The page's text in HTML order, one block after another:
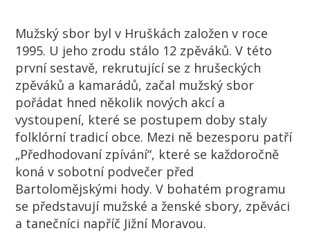
Mužský sbor byl v Hruškách založen v roce
1995. U jeho zrodu stálo 12 zpěváků. V této
první sestavě, rekrutující se z hrušeckých
zpěváků a kamarádů, začal mužský sbor
pořádat hned několik nových akcí a
vystoupení, které se postupem doby staly
folklórní tradicí obce. Mezi ně bezesporu patří
„Předhodovaní zpívání“, které se každoročně
koná v sobotní podvečer před
Bartolomějskými hody. V bohatém programu
se představují mužské a ženské sbory, zpěváci
a tanečníci napříč Jižní Moravou.